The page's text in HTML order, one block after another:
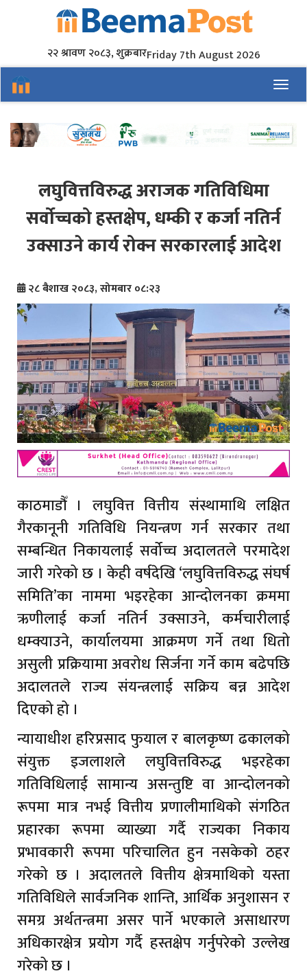
२२ श्रावण २०८३, शुक्रबारFriday 7th August 2026
लघुवित्तविरुद्ध अराजक गतिविधिमा
सर्वोच्चको हस्तक्षेप, धम्की र कर्जा नतिर्न
उक्साउने कार्य रोक्न सरकारलाई आदेश
२८ बैशाख २०८३, सोमबार ०८:२३
काठमाडौँ । लघुवित्त वित्तीय संस्थामाथि लक्षित
गैरकानूनी गतिविधि नियन्त्रण गर्न सरकार तथा
सम्बन्धित निकायलाई सर्वोच्च अदालतले परमादेश
जारी गरेको छ । केही वर्षदेखि ‘लघुवित्तविरुद्ध संघर्ष
समिति’का नाममा भइरहेका आन्दोलनका क्रममा
ऋणीलाई कर्जा नतिर्न उक्साउने, कर्मचारीलाई
धम्क्याउने, कार्यालयमा आक्रमण गर्ने तथा धितो
असुली प्रक्रियामा अवरोध सिर्जना गर्ने काम बढेपछि
अदालतले राज्य संयन्त्रलाई सक्रिय बन्न आदेश
दिएको हो ।
न्यायाधीश हरिप्रसाद फुयाल र बालकृष्ण ढकालको
संयुक्त इजलाशले लघुवित्तविरुद्ध भइरहेका
गतिविधिलाई सामान्य असन्तुष्टि वा आन्दोलनको
रूपमा मात्र नभई वित्तीय प्रणालीमाथिको संगठित
प्रहारका रूपमा व्याख्या गर्दै राज्यका निकाय
प्रभावकारी रूपमा परिचालित हुन नसकेको ठहर
गरेको छ । अदालतले वित्तीय क्षेत्रमाथिको यस्ता
गतिविधिले सार्वजनिक शान्ति, आर्थिक अनुशासन र
समग्र अर्थतन्त्रमा असर पार्ने भएकाले असाधारण
अधिकारक्षेत्र प्रयोग गर्दै हस्तक्षेप गर्नुपरेको उल्लेख
गरेको छ ।